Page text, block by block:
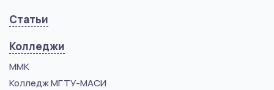
Статьи
Колледжи
ММК
Колледж МГТУ-МАСИ